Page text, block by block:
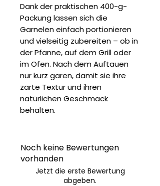
Dank der praktischen 400-g-
Packung lassen sich die
Garnelen einfach portionieren
und vielseitig zubereiten – ob in
der Pfanne, auf dem Grill oder
im Ofen. Nach dem Auftauen
nur kurz garen, damit sie ihre
zarte Textur und ihren
natürlichen Geschmack
behalten.
Noch keine Bewertungen
vorhanden
Jetzt die erste Bewertung
abgeben.